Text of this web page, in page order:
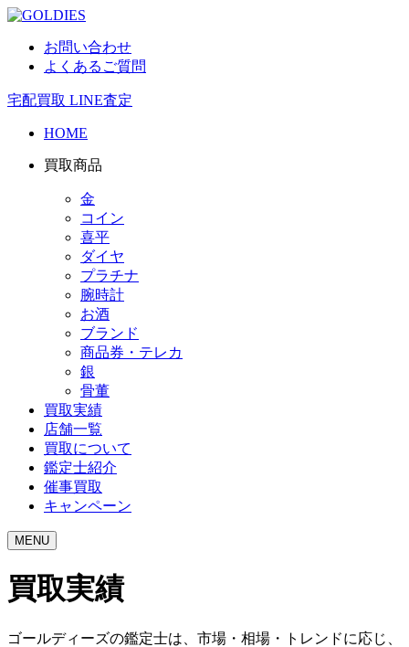
お問い合わせ
よくあるご質問
宅配買取 LINE査定
HOME
買取商品
金
コイン
喜平
ダイヤ
プラチナ
腕時計
お酒
ブランド
商品券・テレカ
銀
骨董
買取実績
店舗一覧
買取について
鑑定士紹介
催事買取
キャンペーン
MENU
買取実績
ゴールディーズの鑑定士は、市場・相場・トレンドに応じ、